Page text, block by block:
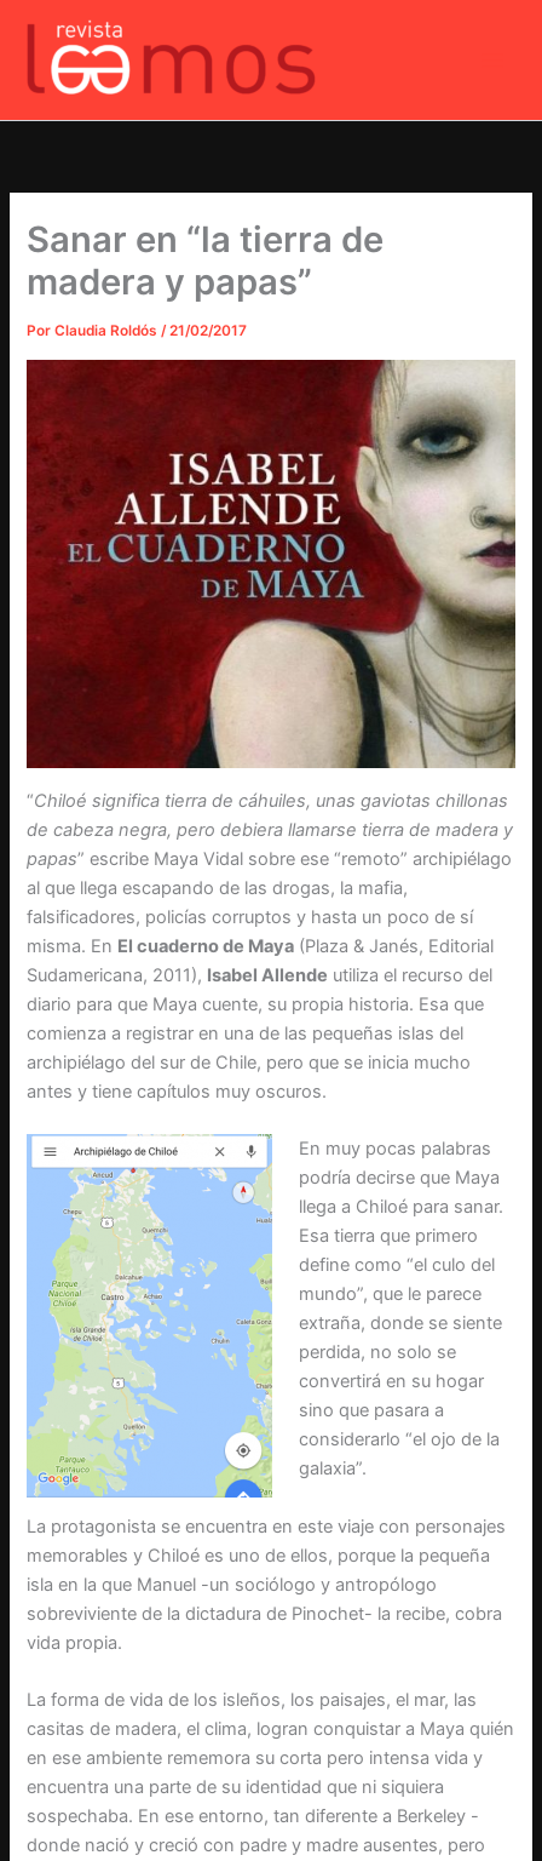
contenido
Sanar en “la tierra de
madera y papas”
PorClaudia Roldós/21/02/2017
“Chiloé significa tierra de cáhuiles, unas gaviotas chillonas
de cabeza negra, pero debiera llamarse tierra de madera y
papas” escribe Maya Vidal sobre ese “remoto” archipiélago
al que llega escapando de las drogas, la mafia,
falsificadores, policías corruptos y hasta un poco de sí
misma. En El cuaderno de Maya (Plaza & Janés, Editorial
Sudamericana, 2011), Isabel Allende utiliza el recurso del
diario para que Maya cuente, su propia historia. Esa que
comienza a registrar en una de las pequeñas islas del
archipiélago del sur de Chile, pero que se inicia mucho
antes y tiene capítulos muy oscuros.
En muy pocas palabras
podría decirse que Maya
llega a Chiloé para sanar.
Esa tierra que primero
define como “el culo del
mundo”, que le parece
extraña, donde se siente
perdida, no solo se
convertirá en su hogar
sino que pasara a
considerarlo “el ojo de la
galaxia”.
La protagonista se encuentra en este viaje con personajes
memorables y Chiloé es uno de ellos, porque la pequeña
isla en la que Manuel -un sociólogo y antropólogo
sobreviviente de la dictadura de Pinochet- la recibe, cobra
vida propia.
La forma de vida de los isleños, los paisajes, el mar, las
casitas de madera, el clima, logran conquistar a Maya quién
en ese ambiente rememora su corta pero intensa vida y
encuentra una parte de su identidad que ni siquiera
sospechaba. En ese entorno, tan diferente a Berkeley -
donde nació y creció con padre y madre ausentes, pero